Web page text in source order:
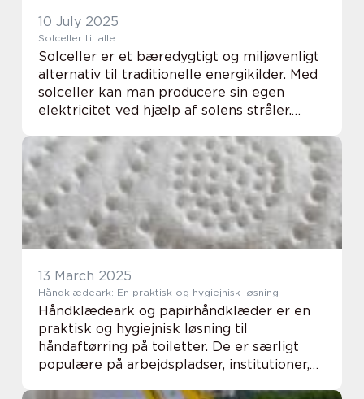
10 July 2025
Solceller til alle
Solceller er et bæredygtigt og miljøvenligt
alternativ til traditionelle energikilder. Med
solceller kan man producere sin egen
elektricitet ved hjælp af solens stråler.
elektricitet ved h...
13 March 2025
Håndklædeark: En praktisk og hygiejnisk løsning
Håndklædeark og papirhåndklæder er en
praktisk og hygiejnisk løsning til
håndaftørring på toiletter. De er særligt
populære på arbejdspladser, institutioner,